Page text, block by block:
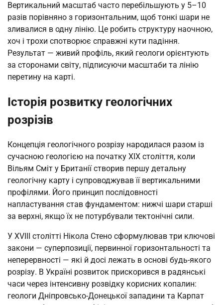
Вертикальний масштаб часто перебільшують у 5–10
разів порівняно з горизонтальним, щоб тонкі шари не
зливалися в одну лінію. Це робить структуру наочною,
хоч і трохи спотворює справжні кути падіння.
Результат — живий профіль, який геологи орієнтують
за сторонами світу, підписуючи масштаби та лінію
перетину на карті.
Історія розвитку геологічних
розрізів
Концепція геологічного розрізу народилася разом із
сучасною геологією на початку XIX століття, коли
Вільям Сміт у Британії створив першу детальну
геологічну карту і супроводжував її вертикальними
профілями. Його принцип послідовності
напластування став фундаментом: нижчі шари старші
за верхні, якщо їх не потурбували тектонічні сили.
У XVIII столітті Нікола Стено сформулював три ключові
закони — суперпозиції, первинної горизонтальності та
неперервності — які й досі лежать в основі будь-якого
розрізу. В Україні розвиток прискорився в радянські
часи через інтенсивну розвідку корисних копалин:
геологи Дніпровсько-Донецької западини та Карпат